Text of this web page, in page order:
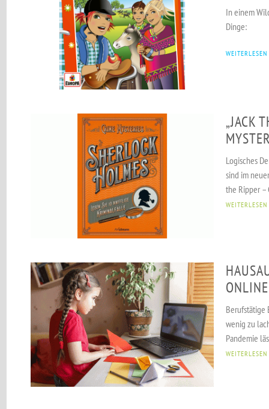
In einem
Dinge:
WEITERLESEN
„JACK
Logisches
sind im
the Ripper –
WEITERLESEN
Berufstätige
wenig zu
Pandemie
WEITERLESEN